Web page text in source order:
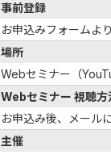
事前登録
お申込みフォームよ
場所
Webセミナー（
Webセミナー 視聴方
お申込み後、メール
主催